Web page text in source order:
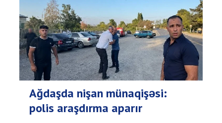
Ağdaşda nişan münaqişəsi:
polis araşdırma aparır